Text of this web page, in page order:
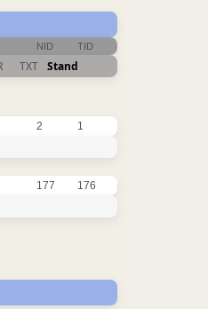
NID TID
TXT Stand
2 1
177 176